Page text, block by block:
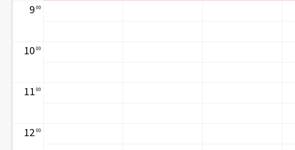
9 00
10 00
11 00
12 00